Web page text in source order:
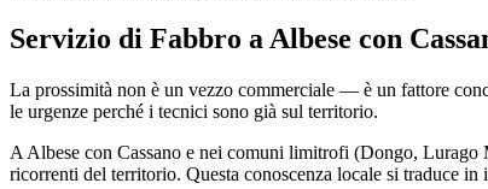
Servizio di Fabbro a Albese con
La prossimità non è un vezzo commerciale — è un fattore
le urgenze perché i tecnici sono già sul territorio.
A Albese con Cassano e nei comuni limitrofi (Dongo,
ricorrenti del territorio. Questa conoscenza locale si traduce